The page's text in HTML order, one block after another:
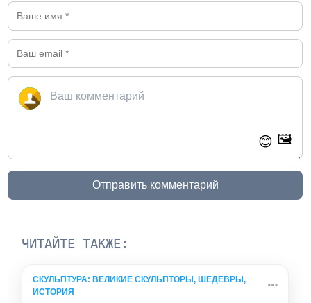
😊 🖼️
Отправить комментарий
ЧИТАЙТЕ ТАКЖЕ:
СКУЛЬПТУРА: ВЕЛИКИЕ СКУЛЬПТОРЫ, ШЕДЕВРЫ,
ИСТОРИЯ